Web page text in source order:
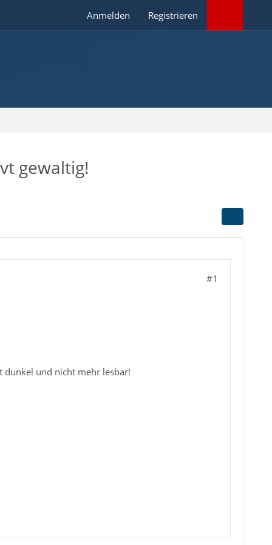
Anmelden Registrieren
gewaltig!
#1
und nicht mehr lesbar!